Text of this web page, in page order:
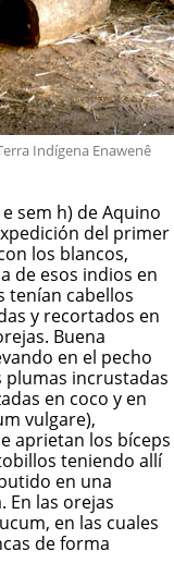
Indígena Enawenê
sem h) de Aquino
del primer
los blancos,
de esos indios en
tenían cabellos
y recortados en
Buena
en el pecho
incrustadas
en coco y en
vulgare),
aprietan los bíceps
teniendo allí
en una
En las orejas
en las cuales
de forma